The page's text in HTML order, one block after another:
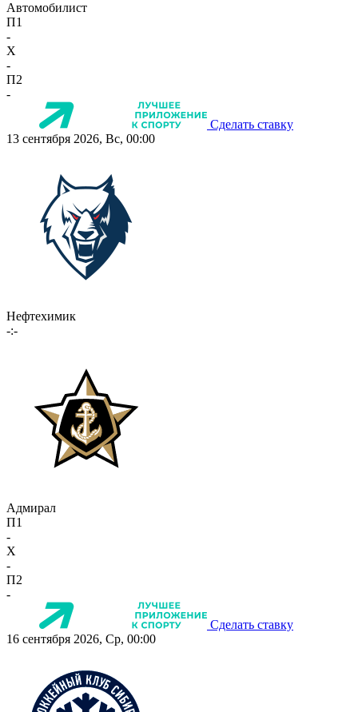
Автомобилист
П1
-
X
-
П2
-
Сделать ставку
13 сентября 2026, Вс, 00:00
Нефтехимик
-:-
Адмирал
П1
-
X
-
П2
-
Сделать ставку
16 сентября 2026, Ср, 00:00